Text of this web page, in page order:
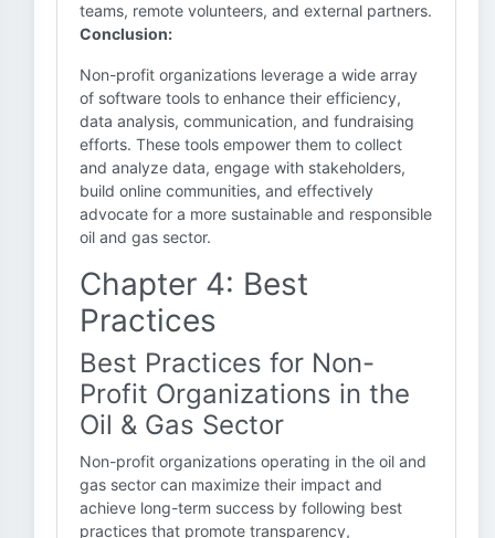
teams, remote volunteers, and external partners.
Conclusion:
Non-profit organizations leverage a wide array
of software tools to enhance their efficiency,
data analysis, communication, and fundraising
efforts. These tools empower them to collect
and analyze data, engage with stakeholders,
build online communities, and effectively
advocate for a more sustainable and responsible
oil and gas sector.
Chapter 4: Best
Practices
Best Practices for Non-
Profit Organizations in the
Oil & Gas Sector
Non-profit organizations operating in the oil and
gas sector can maximize their impact and
achieve long-term success by following best
practices that promote transparency,